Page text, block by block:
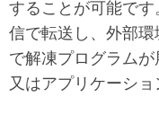
することが可能で
信で転送し、外部
で解凍プログラム
又はアプリケーショ